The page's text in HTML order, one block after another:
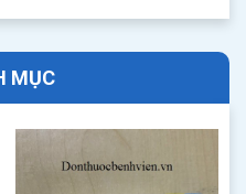
MỤC